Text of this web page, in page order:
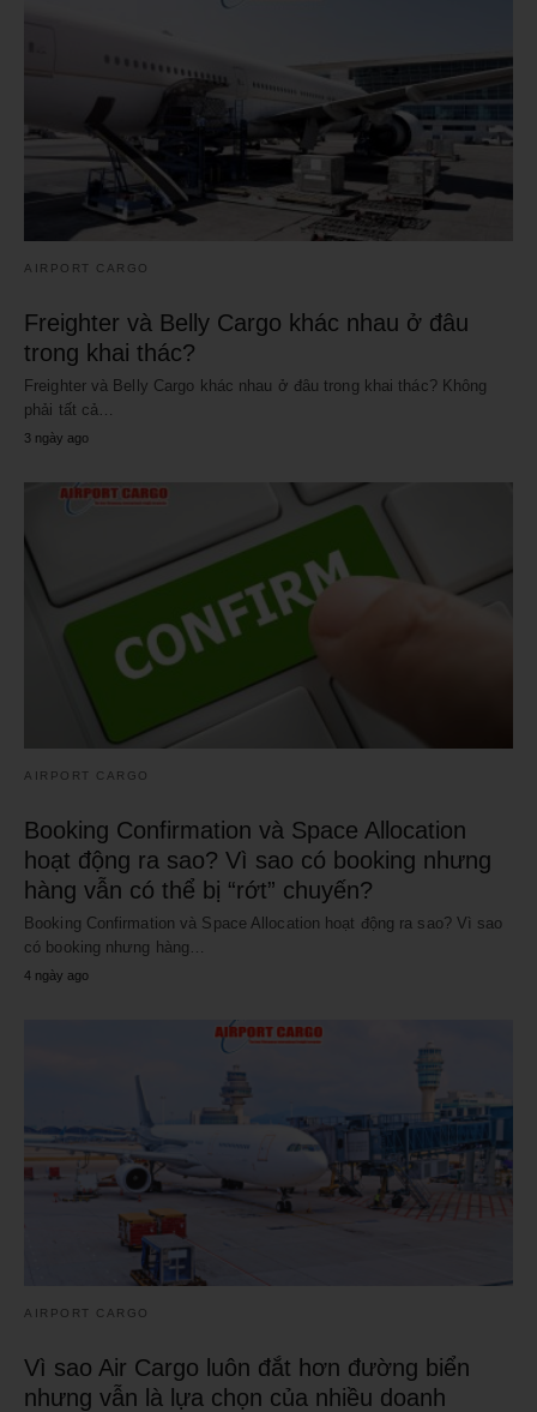
AIRPORT CARGO
Freighter và Belly Cargo khác nhau ở đâu
trong khai thác?
Freighter và Belly Cargo khác nhau ở đâu trong khai thác? Không
phải tất cả…
3 ngày ago
AIRPORT CARGO
Booking Confirmation và Space Allocation
hoạt động ra sao? Vì sao có booking nhưng
hàng vẫn có thể bị “rớt” chuyến?
Booking Confirmation và Space Allocation hoạt động ra sao? Vì sao
có booking nhưng hàng…
4 ngày ago
AIRPORT CARGO
Vì sao Air Cargo luôn đắt hơn đường biển
nhưng vẫn là lựa chọn của nhiều doanh